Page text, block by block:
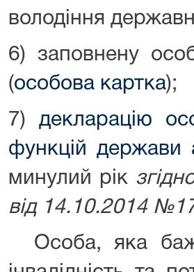
володіння
6) заповнену
(особова картка);
7)декларацію
функцій держави
минулий рік
від 14.10.2014
Особа, яка